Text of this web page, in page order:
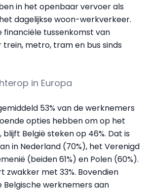
in het openbaar vervoer als
dagelijkse woon-werkverkeer.
financiële tussenkomst van
metro, tram en bus sinds
in Europa
53% van de werknemers
opties hebben om op het
België steken op 46%. Dat is
in Nederland (70%), het Verenigd
(beiden 61%) en Polen (60%).
zwakker met 33%. Bovendien
Belgische werknemers aan